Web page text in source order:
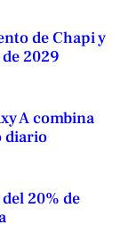
de Chapi y
2029
A combina
diario
20% de